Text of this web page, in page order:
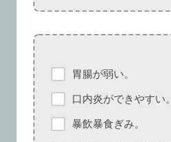
胃腸が弱い。
口内炎ができやすい。
暴飲暴食ぎみ。